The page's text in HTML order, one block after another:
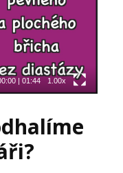
| 01:44 1.00x